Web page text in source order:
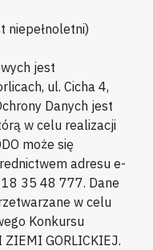
niepełnoletni)
jest
ul. Cicha 4,
Danych jest
w celu realizacji
może się
adresu e-
35 48 777. Dane
w celu
Konkursu
ZIEMI GORLICKIEJ.